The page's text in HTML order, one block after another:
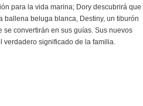
para la vida marina; Dory descubrirá que
ballena beluga blanca, Destiny, un tiburón
convertirán en sus guías. Sus nuevos
verdadero significado de la familia.